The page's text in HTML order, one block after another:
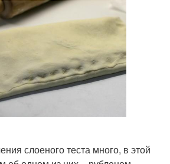
слоеного теста много, в этой